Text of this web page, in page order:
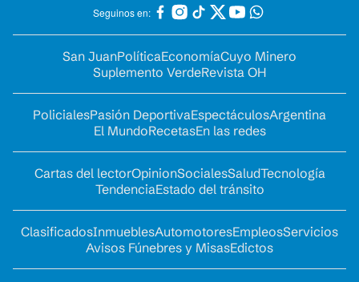
Seguinos en:
San JuanPolíticaEconomíaCuyo Minero
Suplemento VerdeRevista OH
PolicialesPasión DeportivaEspectáculosArgentina
El MundoRecetasEn las redes
Cartas del lectorOpinionSocialesSaludTecnología
TendenciaEstado del tránsito
ClasificadosInmueblesAutomotoresEmpleosServicios
Avisos Fúnebres y MisasEdictos